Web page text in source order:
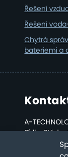
Řešení
Řešení
Chytrá
bateriemi a
A-
Sídlo:
Kancelář a